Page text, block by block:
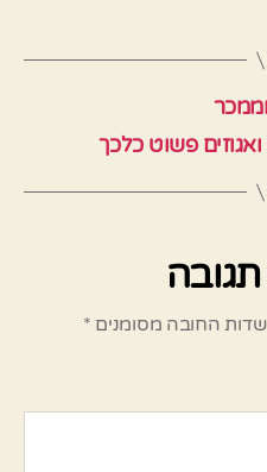
פשוט כלכך
שדות החובה מסומנים *